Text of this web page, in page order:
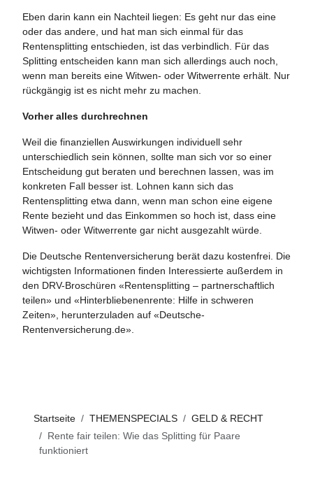
Eben darin kann ein Nachteil liegen: Es geht nur das eine
oder das andere, und hat man sich einmal für das
Rentensplitting entschieden, ist das verbindlich. Für das
Splitting entscheiden kann man sich allerdings auch noch,
wenn man bereits eine Witwen- oder Witwerrente erhält. Nur
rückgängig ist es nicht mehr zu machen.
Vorher alles durchrechnen
Weil die finanziellen Auswirkungen individuell sehr
unterschiedlich sein können, sollte man sich vor so einer
Entscheidung gut beraten und berechnen lassen, was im
konkreten Fall besser ist. Lohnen kann sich das
Rentensplitting etwa dann, wenn man schon eine eigene
Rente bezieht und das Einkommen so hoch ist, dass eine
Witwen- oder Witwerrente gar nicht ausgezahlt würde.
Die Deutsche Rentenversicherung berät dazu kostenfrei. Die
wichtigsten Informationen finden Interessierte außerdem in
den DRV-Broschüren «Rentensplitting – partnerschaftlich
teilen» und «Hinterbliebenenrente: Hilfe in schweren
Zeiten», herunterzuladen auf «Deutsche-
Rentenversicherung.de».
Startseite THEMENSPECIALS
GELD & RECHT
Rente fair teilen: Wie das Splitting für Paare
funktioniert